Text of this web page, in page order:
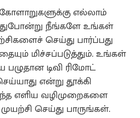
எல்லாம்
நீங்களே உங்கள்
செய்து பார்ப்பது
மிச்சப்படுத்தும். உங்கள்
டிவி ரிமோட்
என்று தூக்கி
எளிய வழிமுறைகளை
செய்து பாருங்கள்.